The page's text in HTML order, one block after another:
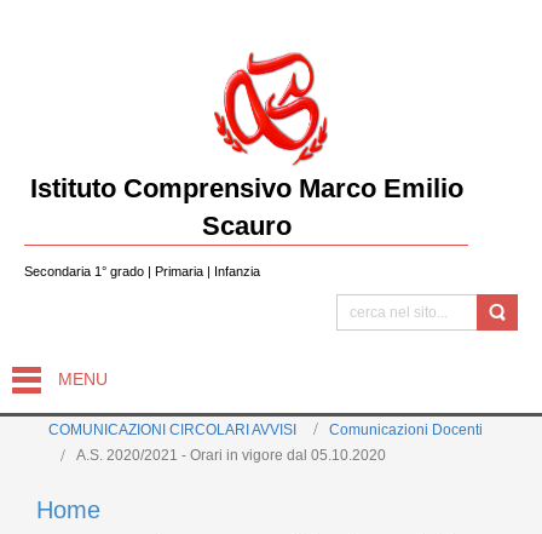
Istituto Comprensivo Marco Emilio
Scauro
Secondaria 1° grado | Primaria | Infanzia
MENU
COMUNICAZIONI CIRCOLARI AVVISI
Comunicazioni Docenti
A.S. 2020/2021 - Orari in vigore dal 05.10.2020
Home